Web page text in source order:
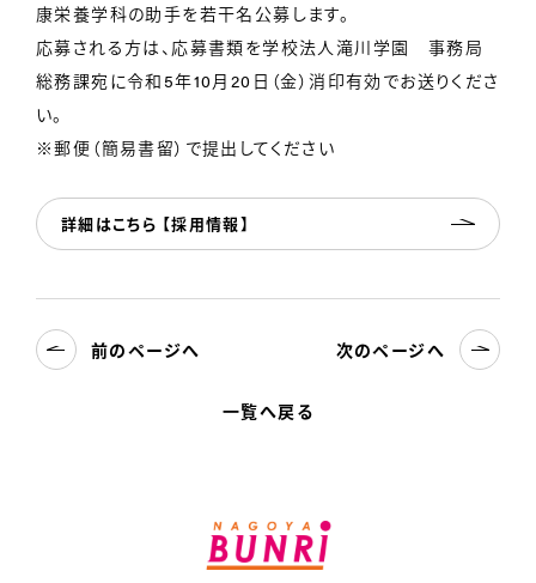
康栄養学科の助手を若干名公募します。
応募される方は、応募書類を学校法人滝川学園 事務局
総務課宛に令和5年10月20日（金）消印有効でお送りくださ
い。
※郵便（簡易書留）で提出してください
詳細はこちら 【採用情報】
一覧へ戻る
前のページへ 次のページへ